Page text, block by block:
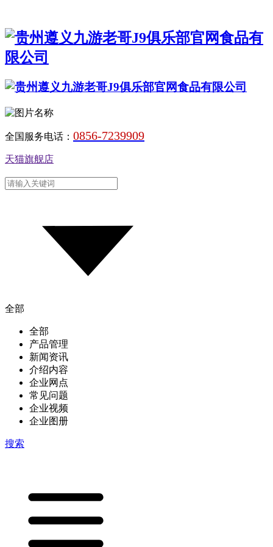
全国服务电话： 0856-7239909
天猫旗舰店
全部
全部
产品管理
新闻资讯
介绍内容
企业网点
常见问题
企业视频
企业图册
搜索